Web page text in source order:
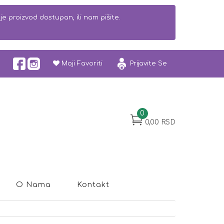
proizvod dostupan, ili nam pišite.
Moji Favoriti Prijavite Se
0
0,00 RSD
O Nama Kontakt